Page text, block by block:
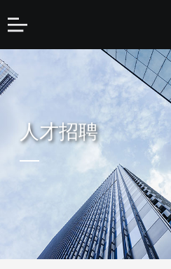
人才招聘